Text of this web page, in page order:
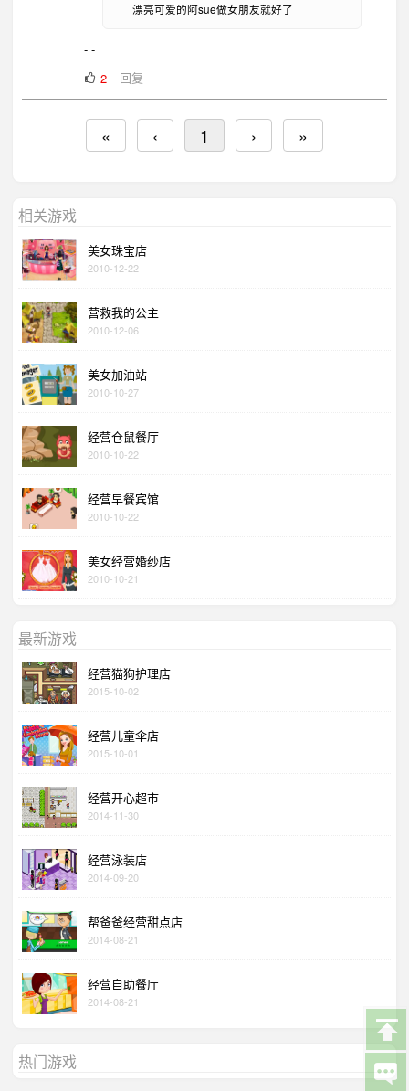
漂亮可爱的阿sue做女朋友就好了
- -
2
回复
« ‹ 1 › »
相关游戏
美女珠宝店
2010-12-22
营救我的公主
2010-12-06
美女加油站
2010-10-27
经营仓鼠餐厅
2010-10-22
经营早餐宾馆
2010-10-22
美女经营婚纱店
2010-10-21
最新游戏
经营猫狗护理店
2015-10-02
经营儿童伞店
2015-10-01
经营开心超市
2014-11-30
经营泳装店
2014-09-20
帮爸爸经营甜点店
2014-08-21
经营自助餐厅
2014-08-21
热门游戏